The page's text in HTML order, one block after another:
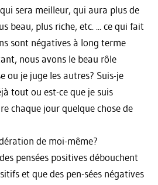
sera meilleur, qui aura plus de
beau, plus riche, etc. ... ce qui fait
sont négatives à long terme
nous avons le beau rôle
ou je juge les autres? Suis-je
tout ou est-ce que je suis
chaque jour quelque chose de
de moi-même?
pensées positives débouchent
et que des pen-sées négatives